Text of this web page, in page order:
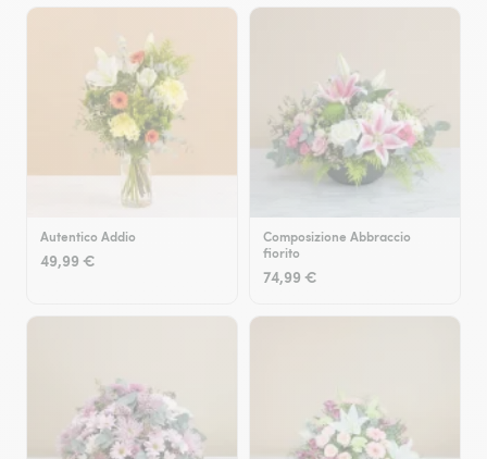
Autentico Addio
49,99 €
Composizione Abbraccio
fiorito
74,99 €